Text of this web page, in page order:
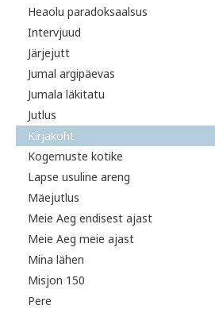
Heaolu paradoksaalsus
Intervjuud
Järjejutt
Jumal argipäevas
Jumala läkitatu
Jutlus
Kirjakoht
Kogemuste kotike
Lapse usuline areng
Mäejutlus
Meie Aeg endisest ajast
Meie Aeg meie ajast
Mina lähen
Misjon 150
Pere